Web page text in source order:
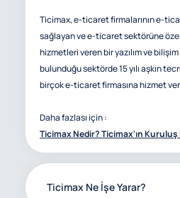
Ticimax, e-ticaret firmalarının e-
sağlayan ve e-ticaret sektörüne
hizmetleri veren bir yazılım ve bilişim
bulunduğu sektörde 15 yılı aşkın
birçok e-ticaret firmasına hizmet
Daha fazlası için :
Ticimax Nedir? Ticimax'ın
Ticimax Ne İşe Yarar?